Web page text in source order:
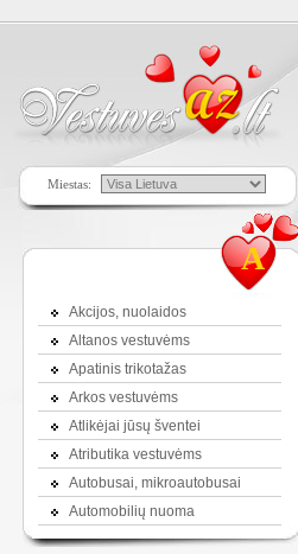
Miestas:
A
Akcijos, nuolaidos
Altanos vestuvėms
Apatinis trikotažas
Arkos vestuvėms
Atlikėjai jūsų šventei
Atributika vestuvėms
Autobusai, mikroautobusai
Automobilių nuoma